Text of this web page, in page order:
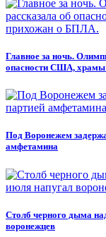
Главное за ночь.
опасности США, храмы
Под Воронежем
амфетамина
Столб черного дыма
воронежцев